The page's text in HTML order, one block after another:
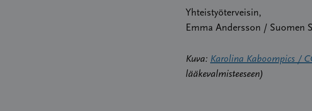
Yhteistyöterveisin,
Emma Andersson / Suomen
Kuva: Karolina Kaboompics /
lääkevalmisteeseen)